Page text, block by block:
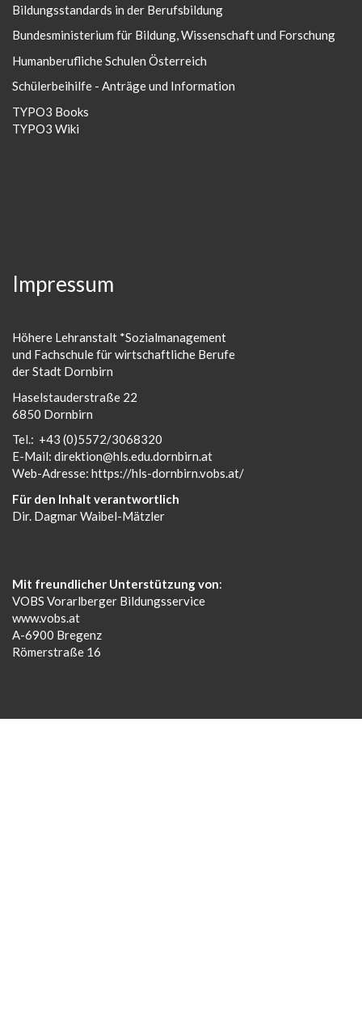
Bildungsstandards in der Berufsbildung
Bundesministerium für Bildung, Wissenschaft und Forschung
Humanberufliche Schulen Österreich
Schülerbeihilfe - Anträge und Information
TYPO3 Books
TYPO3 Wiki
Impressum
Höhere Lehranstalt *Sozialmanagement
und Fachschule für wirtschaftliche Berufe
der Stadt Dornbirn
Haselstauderstraße 22
6850 Dornbirn
Tel.: +43 (0)5572/3068320
E-Mail: direktion@hls.edu.dornbirn.at
Web-Adresse: https://hls-dornbirn.vobs.at/
Für den Inhalt verantwortlich
Dir. Dagmar Waibel-Mätzler
Mit freundlicher Unterstützung von:
VOBS Vorarlberger Bildungsservice
www.vobs.at
A-6900 Bregenz
Römerstraße 16